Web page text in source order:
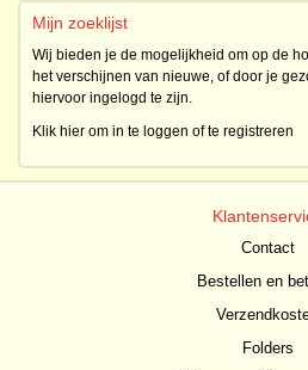
Mijn zoeklijst
Wij bieden je de mogelijkheid om op de
het verschijnen van nieuwe, of door je
hiervoor ingelogd te zijn.
Klik hier om in te loggen of te registreren
Contact
Bestellen en
Folders